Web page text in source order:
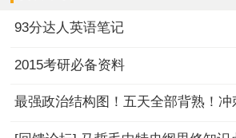
93分达人英语笔记
2015考研必备资料